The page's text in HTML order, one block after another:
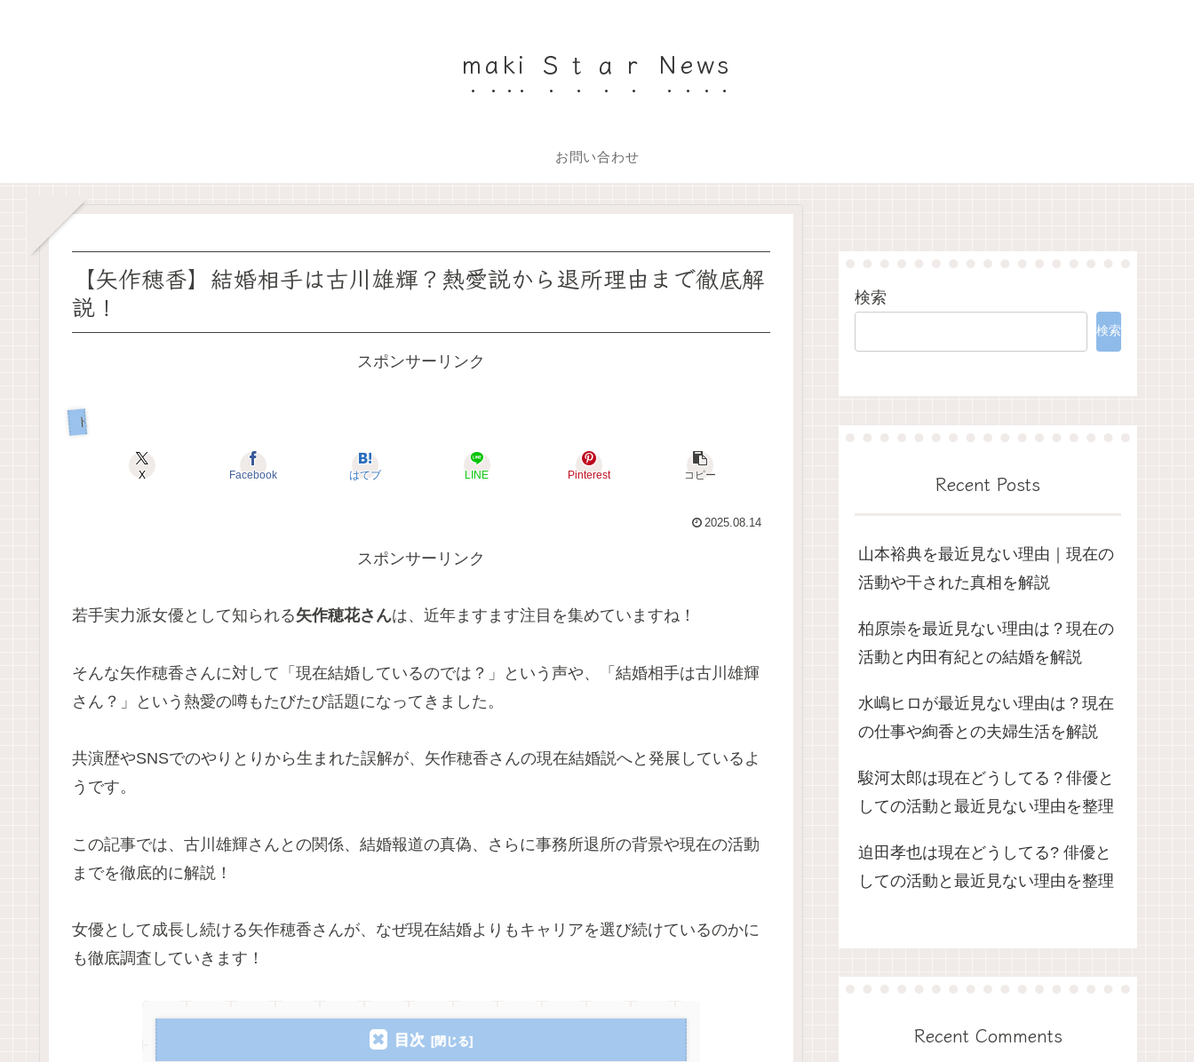
maki Ｓｔａｒ News
お問い合わせ
【矢作穂香】結婚相手は古川雄輝？熱愛説から退所理由まで徹底解
説！
スポンサーリンク
トレンド
X Facebook はてブ LINE Pinterest コピー
2025.08.14
スポンサーリンク
若手実力派女優として知られる矢作穂花さんは、近年ますます注目を集めていますね！
そんな矢作穂香さんに対して「現在結婚しているのでは？」という声や、「結婚相手は古川雄輝
さん？」という熱愛の噂もたびたび話題になってきました。
共演歴やSNSでのやりとりから生まれた誤解が、矢作穂香さんの現在結婚説へと発展しているよ
うです。
この記事では、古川雄輝さんとの関係、結婚報道の真偽、さらに事務所退所の背景や現在の活動
までを徹底的に解説！
女優として成長し続ける矢作穂香さんが、なぜ現在結婚よりもキャリアを選び続けているのかに
も徹底調査していきます！
目次
検索
検索
Recent Posts
山本裕典を最近見ない理由｜現在の
活動や干された真相を解説
柏原崇を最近見ない理由は？現在の
活動と内田有紀との結婚を解説
水嶋ヒロが最近見ない理由は？現在
の仕事や絢香との夫婦生活を解説
駿河太郎は現在どうしてる？俳優と
しての活動と最近見ない理由を整理
迫田孝也は現在どうしてる? 俳優と
しての活動と最近見ない理由を整理
Recent Comments